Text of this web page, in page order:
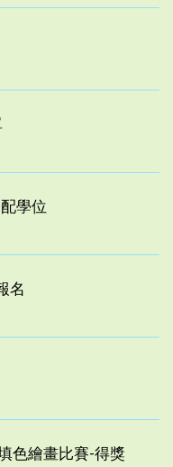
學位
名
色繪畫比賽-得獎